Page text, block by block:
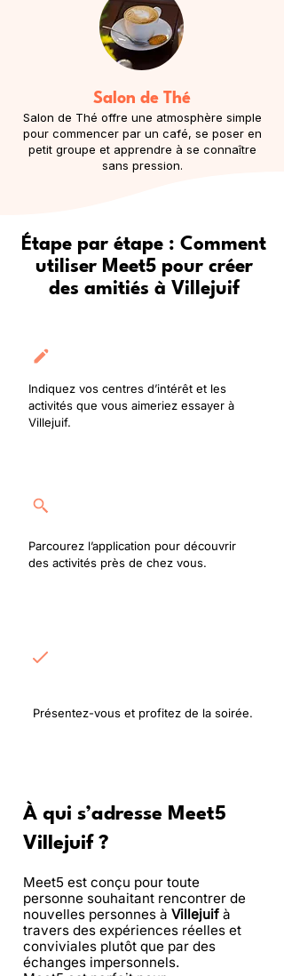
Salon de Thé
Salon de Thé offre une atmosphère simple
pour commencer par un café, se poser en
petit groupe et apprendre à se connaître
sans pression.
Étape par étape : Comment
utiliser Meet5 pour créer
des amitiés à Villejuif
Indiquez vos centres d’intérêt et les
activités que vous aimeriez essayer à
Villejuif.
Parcourez l’application pour découvrir
des activités près de chez vous.
Présentez-vous et profitez de la soirée.
À qui s’adresse Meet5
Villejuif ?
Meet5 est conçu pour toute
personne souhaitant rencontrer de
nouvelles personnes à Villejuif à
travers des expériences réelles et
conviviales plutôt que par des
échanges impersonnels.